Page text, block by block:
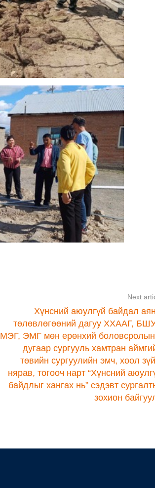
Next
Хүнсний аюулгүй байдал
төлөвлөгөөний дагуу ХХААГ,
МЭГ, ЭМГ мөн ерөнхий
дугаар сургууль хамтран
төвийн сургуулийн эмч, хоол
нярав, тогооч нарт “Хүнсний
байдлыг хангах нь” сэдэвт
зохион